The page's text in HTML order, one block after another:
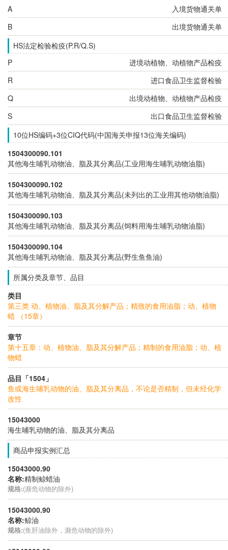
A
入境货物通关单
B
出境货物通关单
HS法定检验检疫(P.R/Q.S)
P
进境动植物、动植物产品检疫
R
进口食品卫生监督检验
Q
出境动植物、动植物产品检疫
S
出口食品卫生监督检验
10位HS编码+3位CIQ代码(中国海关申报13位海关编码)
1504300090.101
其他海生哺乳动物油、脂及其分离品(工业用海生哺乳动物油脂)
1504300090.102
其他海生哺乳动物油、脂及其分离品(未列出的工业用其他动物油脂)
1504300090.103
其他海生哺乳动物油、脂及其分离品(饲料用海生哺乳动物油脂)
1504300090.104
其他海生哺乳动物油、脂及其分离品(野生鱼鱼油)
所属分类及章节、品目
类目
第三类 动、植物油、脂及其分解产品；精致的食用油脂；动、植物
蜡 （15章）
章节
第十五章：动、植物油、脂及其分解产品；精制的食用油脂；动、植
物蜡
品目「1504」
鱼或海生哺乳动物的油、脂及其分离品，不论是否精制，但未经化学
改性
15043000
海生哺乳动物的油、脂及其分离品
商品申报实例汇总
15043000.90
名称:精制鲸蜡油
规格:(濒危动物的除外)
15043000.90
名称:鲸油
规格:(鱼肝油除外，濒危动物的除外)